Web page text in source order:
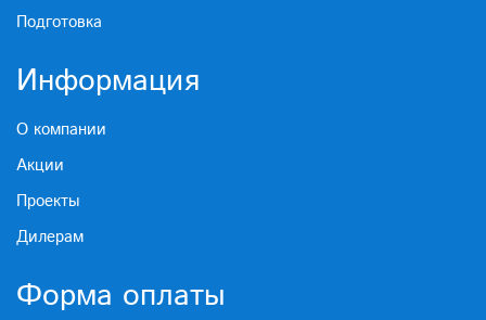
Подготовка
Информация
О компании
Акции
Проекты
Дилерам
Форма оплаты